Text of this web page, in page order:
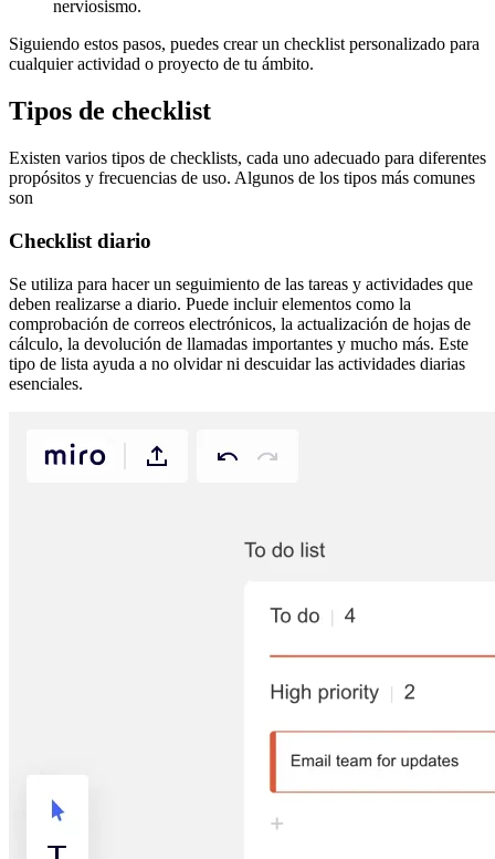
nerviosismo.
Siguiendo estos pasos, puedes crear un checklist personalizado para
cualquier actividad o proyecto de tu ámbito.
Tipos de checklist
Existen varios tipos de checklists, cada uno adecuado para diferentes
propósitos y frecuencias de uso. Algunos de los tipos más comunes
son
Checklist diario
Se utiliza para hacer un seguimiento de las tareas y actividades que
deben realizarse a diario. Puede incluir elementos como la
comprobación de correos electrónicos, la actualización de hojas de
cálculo, la devolución de llamadas importantes y mucho más. Este
tipo de lista ayuda a no olvidar ni descuidar las actividades diarias
esenciales.